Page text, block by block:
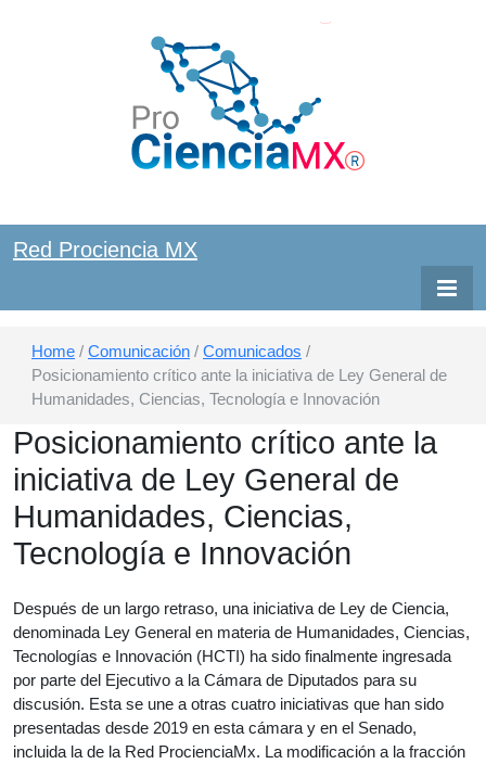
Red
Prociencia
Red Prociencia MX
Home / Comunicación / Comunicados /
Posicionamiento crítico ante la iniciativa de Ley General de
Humanidades, Ciencias, Tecnología e Innovación
Posicionamiento crítico ante la
iniciativa de Ley General de
Humanidades, Ciencias,
Tecnología e Innovación
Después de un largo retraso, una iniciativa de Ley de Ciencia,
denominada Ley General en materia de Humanidades, Ciencias,
Tecnologías e Innovación (HCTI) ha sido finalmente ingresada
por parte del Ejecutivo a la Cámara de Diputados para su
discusión. Esta se une a otras cuatro iniciativas que han sido
presentadas desde 2019 en esta cámara y en el Senado,
incluida la de la Red ProcienciaMx. La modificación a la fracción